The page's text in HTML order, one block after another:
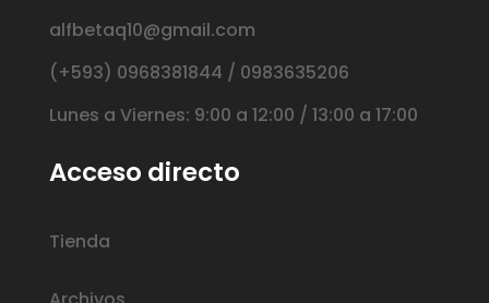
alfbetaq10@gmail.com
(+593) 0968381844 / 0983635206
Lunes a Viernes: 9:00 a 12:00 / 13:00 a 17:00
Acceso directo
Tienda